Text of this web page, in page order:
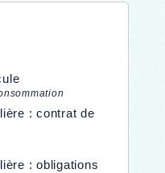
: contrat de
: obligations